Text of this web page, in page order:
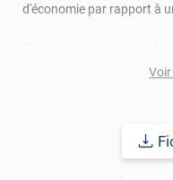
d'économie par rapport à
comptez sur ce vinyl de
résistance à l’eau, à la
revêtement peut être